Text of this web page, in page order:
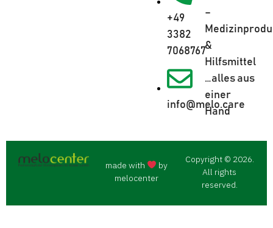
+49
3382
7068767
info@melo.care
–
&
Hilfsmittel
…alles aus
einer
Hand
made with
by
melocenter
Copyright © 2026.
All rights
reserved.